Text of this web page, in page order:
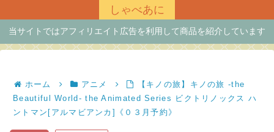
しゃべあに
当サイトではアフィリエイト広告を利用して商品を紹介しています
ホーム アニメ
【キノの旅】キノの旅 -the
Beautiful World- the Animated Series ビクトリノックス ハ
ントマン[アルマビアンカ]《０３月予約》